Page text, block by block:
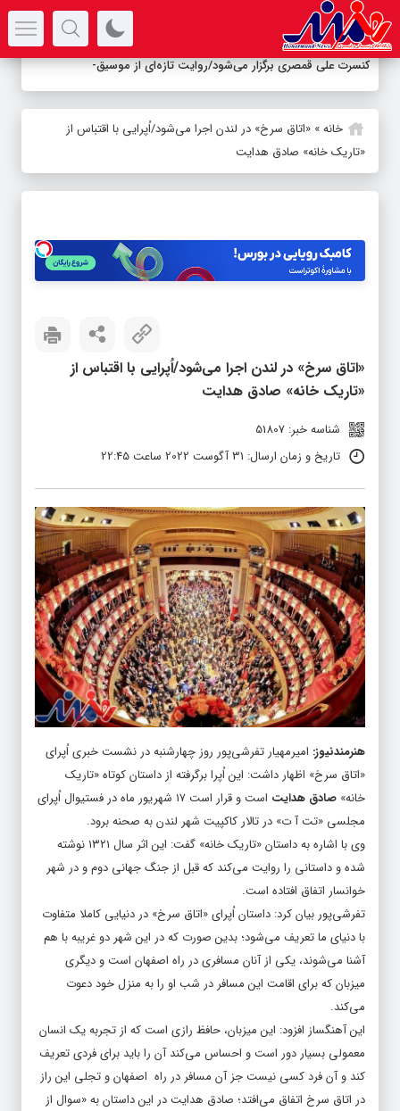
کنسرت علی قمصری برگزار می‌شود/روایت تازه‌ای از موسیقی ایرانی
خانه» «اتاق سرخ» در لندن اجرا می‌شود/اُپرایی با اقتباس از
«تاریک خانه» صادق هدایت
«اتاق سرخ» در لندن اجرا می‌شود/اُپرایی با اقتباس از
«تاریک خانه» صادق هدایت
شناسه خبر: 51807
تاریخ و زمان ارسال: 31 آگوست 2022 ساعت 22:45
هنرمندنیوز: امیرمهیار تفرشی‌پور روز چهارشنبه در نشست خبری اُپرای
«اتاق سرخ» اظهار داشت: این اُپرا برگرفته از داستان کوتاه «تاریک
خانه» صادق هدایت
است و قرار است ۱۷ شهریور ماه در فستیوال اُپرای
مجلسی «تت آ ت» در تالار کاکپیت شهر لندن به صحنه برود.
وی با اشاره به داستان «تاریک خانه» گفت: این اثر سال ۱۳۲۱ نوشته
شده و داستانی را روایت می‌کند که قبل از جنگ جهانی دوم و در شهر
خوانسار اتفاق افتاده است.
تفرشی‌پور بیان کرد: داستان اُپرای «اتاق سرخ» در دنیایی کاملا متفاوت
با دنیای ما تعریف می‌شود؛ بدین صورت که در این شهر دو غریبه با هم
آشنا می‌شوند، یکی از آنان مسافری در راه اصفهان است و دیگری
میزبان که برای اقامت این مسافر در شب او را به منزل خود دعوت
می‌کند.
این آهنگساز افزود: این میزبان، حافظ رازی است که از تجربه یک انسان
معمولی بسیار دور است و احساس می‌کند آن را باید برای فردی تعریف
کند و آن فرد کسی نیست جز آن مسافر در راه اصفهان و تجلی این راز
در اتاق سرخ اتفاق می‌افتد؛ صادق هدایت در این داستان به «سوال از